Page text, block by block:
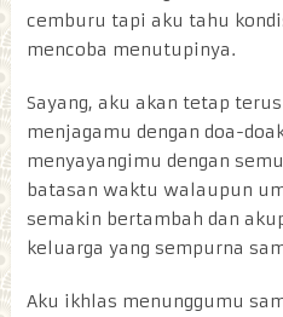
cemburu tapi aku tahu
mencoba menutupinya.
Sayang, aku akan tetap
menjagamu dengan doa-
menyayangimu dengan
batasan waktu walaupun
semakin bertambah dan
keluarga yang sempurna
Aku ikhlas menunggumu